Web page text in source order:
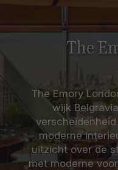
The
The Emory
wijk
moderne
uitzicht over de
met moderne